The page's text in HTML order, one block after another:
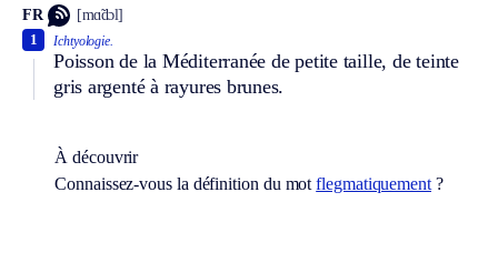
FR [mɑ̃dɔl]
Ichtyologie.
Poisson de la Méditerranée de petite taille, de teinte
gris argenté à rayures brunes.
1
À découvrir
Connaissez-vous la définition du motflegmatiquement ?